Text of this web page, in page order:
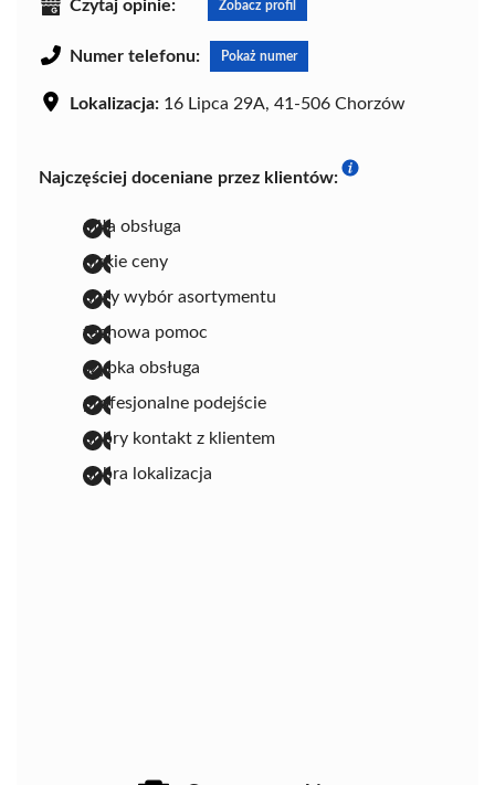
Czytaj opinie: Zobacz profil
Numer telefonu: Pokaż numer
Lokalizacja: 16 Lipca 29A, 41-506 Chorzów
Najczęściej doceniane przez klientów:
miła obsługa
niskie ceny
duży wybór asortymentu
fachowa pomoc
szybka obsługa
profesjonalne podejście
dobry kontakt z klientem
dobra lokalizacja